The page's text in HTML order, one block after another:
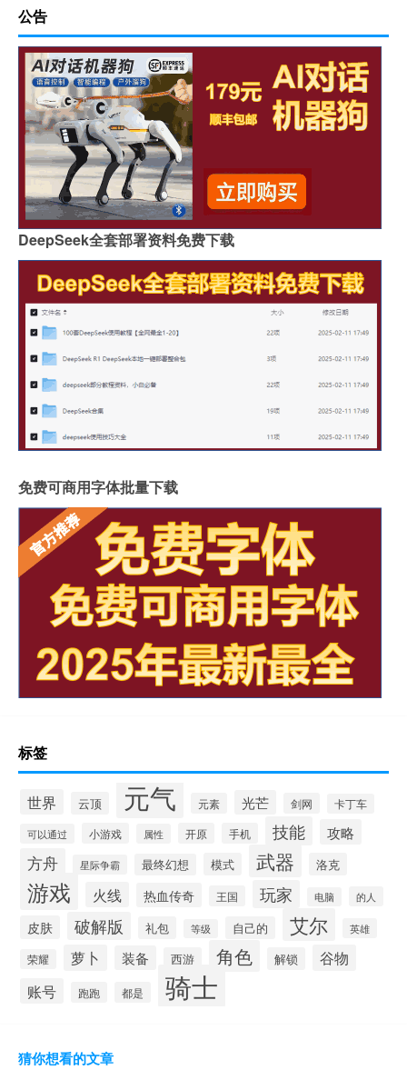
公告
DeepSeek全套部署资料免费下载
免费可商用字体批量下载
标签
世界 云顶 元气 元素 光芒 剑网 卡丁车
可以通过 小游戏 属性 开原 手机 技能 攻略
方舟 星际争霸 最终幻想 模式 武器 洛克
游戏 火线 热血传奇 王国 玩家 电脑 的人
皮肤 破解版 礼包 等级 自己的 艾尔 英雄
荣耀 萝卜 装备 西游 角色 解锁 谷物
账号 跑跑 都是 骑士
猜你想看的文章